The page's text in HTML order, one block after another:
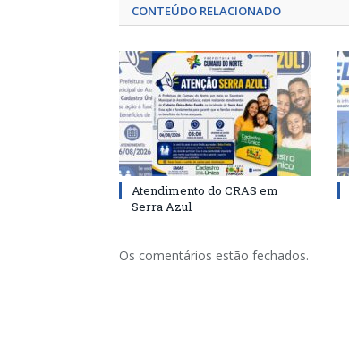
CONTEÚDO RELACIONADO
Atendimento do CRAS em
Serra Azul
Os comentários estão fechados.